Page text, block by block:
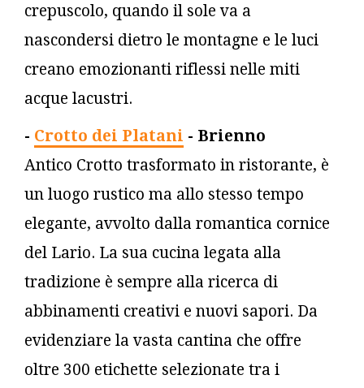
crepuscolo, quando il sole va a
nascondersi dietro le montagne e le luci
creano emozionanti riflessi nelle miti
acque lacustri.
- Crotto dei Platani - Brienno
Antico Crotto trasformato in ristorante, è
un luogo rustico ma allo stesso tempo
elegante, avvolto dalla romantica cornice
del Lario. La sua cucina legata alla
tradizione è sempre alla ricerca di
abbinamenti creativi e nuovi sapori. Da
evidenziare la vasta cantina che offre
oltre 300 etichette selezionate tra i